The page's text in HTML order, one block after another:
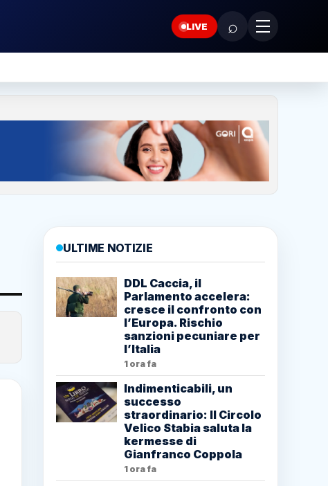
LIVE ⌕
ULTIME NOTIZIE
DDL Caccia, il
Parlamento accelera:
cresce il confronto con
l’Europa. Rischio
sanzioni pecuniare per
l’Italia
1 ora fa
Indimenticabili, un
successo
straordinario: Il Circolo
Velico Stabia saluta la
kermesse di
Gianfranco Coppola
1 ora fa